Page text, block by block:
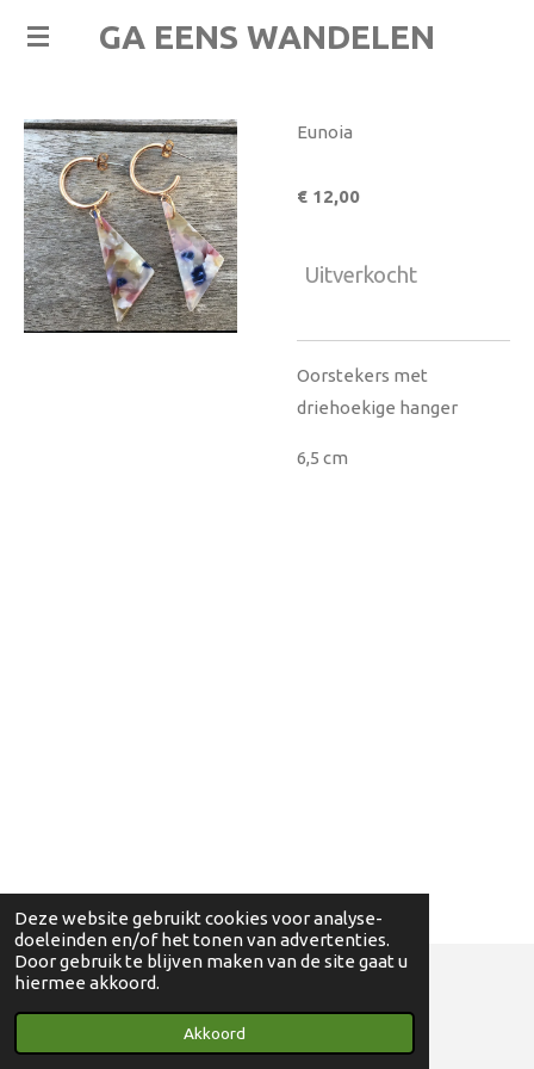
Deze website gebruikt cookies voor analyse-
doeleinden en/of het tonen van advertenties.
Door gebruik te blijven maken van de site gaat u
hiermee akkoord.
Akkoord
Ga
de
hoofdinhoud
GA EENS WANDELEN
Eunoia
€ 12,00
Uitverkocht
Oorstekers met
driehoekige hanger
6,5 cm